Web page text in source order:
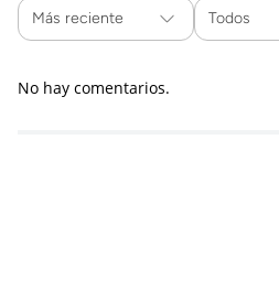
Más reciente Todos
No hay comentarios.